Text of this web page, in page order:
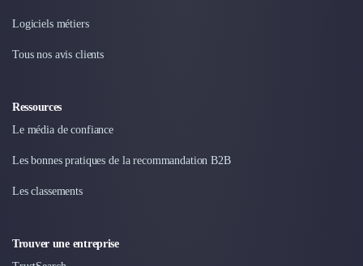
Logiciels métiers
Tous nos avis clients
Ressources
Le média de confiance
Les bonnes pratiques de la recommandation B2B
Les classements
Trouver une entreprise